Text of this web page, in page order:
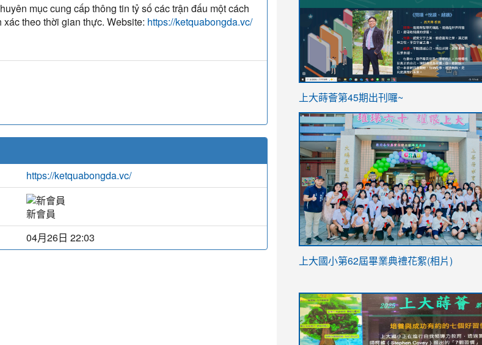
mục cung cấp thông tin tỷ số các trận đấu một cách
theo thời gian thực. Website: https://ketquabongda.vc/
https://ketquabongda.vc/
新會員
04月26日 22:03
ink
https://sites.google.com/stes.tyc.edu.tw/
link
https://sites.google.com/stes.tyc.edu.tw/
上大蒔薈第45期出刊囉~
link
YfDQppRvyMk686kIw6SBbssEIZ6WnT/
usp=sharing
上大國小第62屆畢業典禮花絮(相片)
to
https://drive.google.com/file/d/1I-
YfDQppRvyMk686kIw6SBbssEIZ6WnT/
to
https://sites.google.com/stes.tyc.edu.tw/